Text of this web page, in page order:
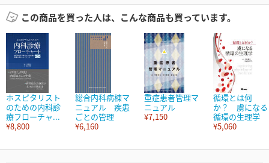
この商品を買った人は、こんな商品も買っています。
ホスピタリスト
のための内科診
療フローチャ...
¥8,800
総合内科病棟マ
ニュアル 疾患
ごとの管理
¥6,160
重症患者管理マ
ニュアル
¥7,150
循環とは何
か？ 虜になる
循環の生理学
¥5,060